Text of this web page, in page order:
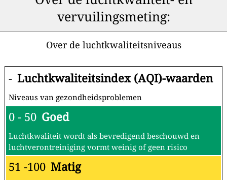
vervuilingsmeting:
Over de luchtkwaliteitsniveaus
- Luchtkwaliteitsindex (AQI)-waarden
Niveaus van gezondheidsproblemen
0 - 50 Goed
Luchtkwaliteit wordt als bevredigend beschouwd en
luchtverontreiniging vormt weinig of geen risico
51 -100 Matig